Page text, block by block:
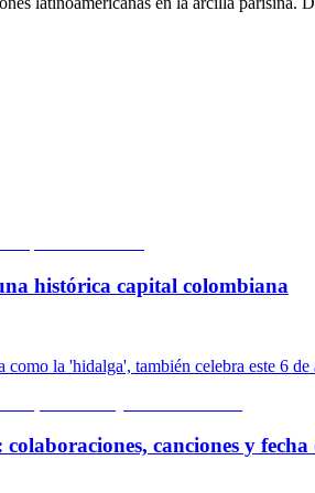
histórica capital colombiana
la 'hidalga', también celebra este 6
canciones y fecha